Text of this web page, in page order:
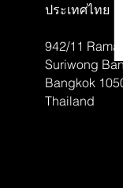
ประเทศไทย
942/11 Rama
Suriwong
Bangkok
Thailand